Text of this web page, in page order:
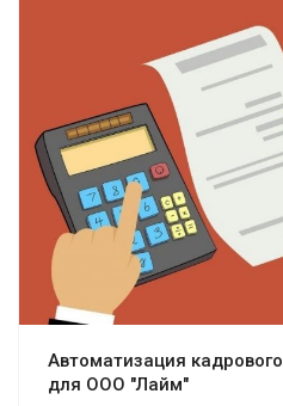
Смотреть
Автоматизация
для ООО "Лайм"